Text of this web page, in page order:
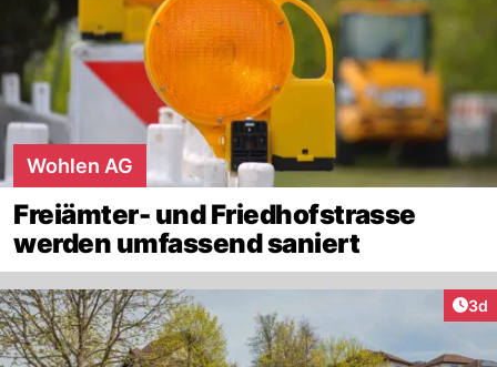
Wohlen AG
Freiämter- und Friedhofstrasse
werden umfassend saniert
3d